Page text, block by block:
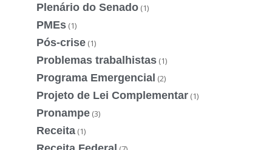
Plenário do Senado (1)
PMEs (1)
Pós-crise (1)
Problemas trabalhistas (1)
Programa Emergencial (2)
Projeto de Lei Complementar (1)
Pronampe (3)
Receita (1)